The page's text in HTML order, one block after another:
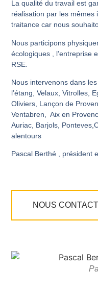
La qualité du travail est
réalisation par les mêmes
traitance car nous
Nous participons
écologiques , l’entreprise
RSE.
Nous intervenons dans
l’étang, Velaux, Vitrolles,
Oliviers, Lançon de
Ventabren, Aix en
Auriac, Barjols,
alentours
Pascal Berthé , président
NOUS